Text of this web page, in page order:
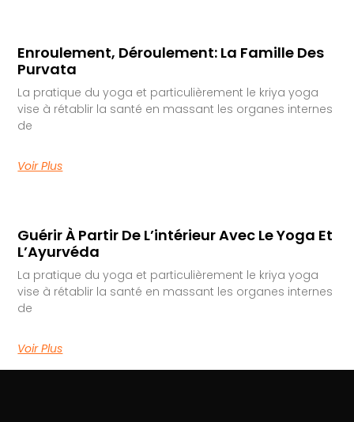
Enroulement, Déroulement: La Famille Des
Purvata
La pratique du yoga et particulièrement le kriya yoga
vise à rétablir la santé en massant les organes internes
de
Voir Plus
Guérir À Partir De L’intérieur Avec Le Yoga Et
L’Ayurvéda
La pratique du yoga et particulièrement le kriya yoga
vise à rétablir la santé en massant les organes internes
de
Voir Plus